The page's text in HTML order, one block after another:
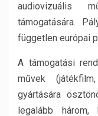
audiovizuális
támogatására.
független európai
A támogatási
művek
gyártására
legalább három,